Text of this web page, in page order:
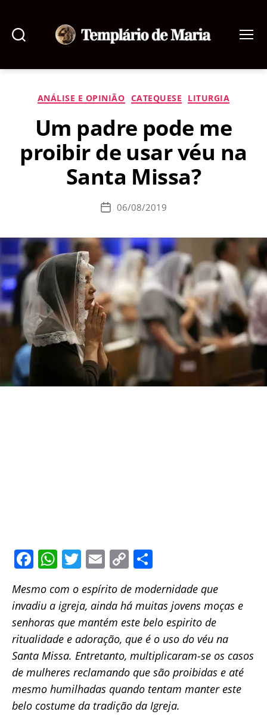
de
Categorias
ANÁLISE E OPINIÃO CATEQUESE LITURGIA
Um padre pode me
proibir de usar véu na
Santa Missa?
Data06/08/2019
F
c
e
b
o
o
k
W
at
s
A
p
p
T
itt
er
E
m
ai
l
C
p
y
Li
n
k
h
ar
e
Mesmo com o espírito de modernidade que
invadiu a igreja, ainda há muitas jovens moças e
senhoras que mantém este belo espirito de
ritualidade e adoração, que é o uso do véu na
Santa Missa. Entretanto, multiplicaram-se os casos
de mulheres reclamando que são proibidas e até
mesmo humilhadas quando tentam manter este
belo costume da tradição da Igreja.